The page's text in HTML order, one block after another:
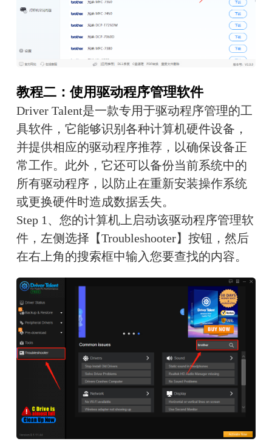
教程二：使用驱动程序管理软件
Driver Talent是一款专用于驱动程序管理的工
具软件，它能够识别各种计算机硬件设备，
并提供相应的驱动程序推荐，以确保设备正
常工作。此外，它还可以备份当前系统中的
所有驱动程序，以防止在重新安装操作系统
或更换硬件时造成数据丢失。
Step 1、您的计算机上启动该驱动程序管理软
件，左侧选择【Troubleshooter】按钮，然后
在右上角的搜索框中输入您要查找的内容。